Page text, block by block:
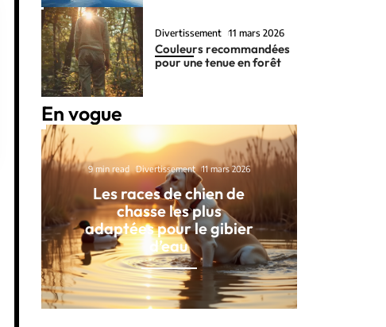
Divertissement 11 mars 2026
Couleurs recommandées
pour une tenue en forêt
En vogue
9 min read Divertissement 11 mars 2026
Les races de chien de
chasse les plus
adaptées pour le gibier
d’eau